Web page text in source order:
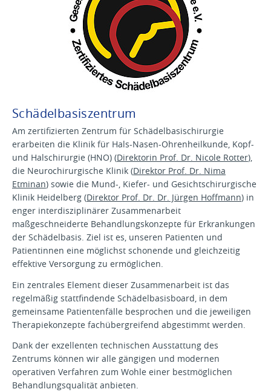
Schädelbasiszentrum
Am zertifizierten Zentrum für Schädelbasischirurgie
erarbeiten die Klinik für Hals-Nasen-Ohrenheilkunde, Kopf-
und Halschirurgie (HNO) (Direktorin Prof. Dr. Nicole Rotter),
die Neurochirurgische Klinik (Direktor Prof. Dr. Nima
Etminan) sowie die Mund-, Kiefer- und Gesichtschirurgische
Klinik Heidelberg (Direktor Prof. Dr. Dr. Jürgen Hoffmann) in
enger interdisziplinärer Zusammenarbeit
maßgeschneiderte Behandlungskonzepte für Erkrankungen
der Schädelbasis. Ziel ist es, unseren Patienten und
Patientinnen eine möglichst schonende und gleichzeitig
effektive Versorgung zu ermöglichen.
Ein zentrales Element dieser Zusammenarbeit ist das
regelmäßig stattfindende Schädelbasisboard, in dem
gemeinsame Patientenfälle besprochen und die jeweiligen
Therapiekonzepte fachübergreifend abgestimmt werden.
Dank der exzellenten technischen Ausstattung des
Zentrums können wir alle gängigen und modernen
operativen Verfahren zum Wohle einer bestmöglichen
Behandlungsqualität anbieten.